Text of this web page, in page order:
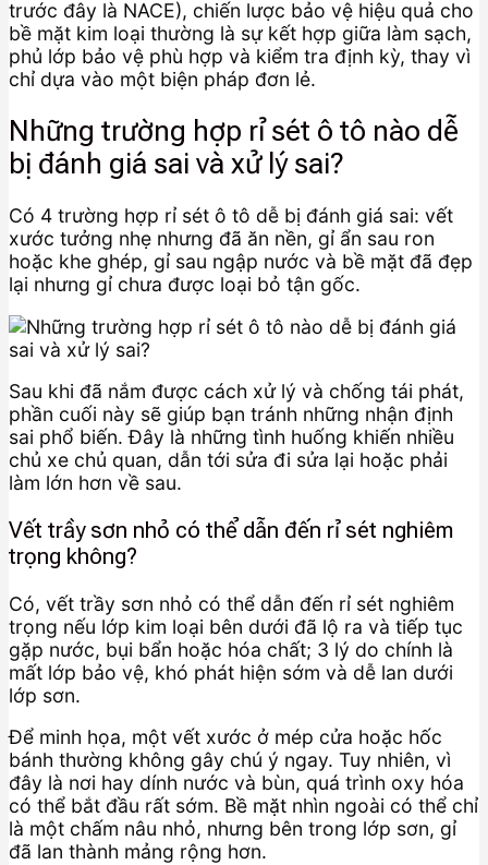
trước đây là NACE), chiến lược bảo vệ hiệu quả cho
bề mặt kim loại thường là sự kết hợp giữa làm sạch,
phủ lớp bảo vệ phù hợp và kiểm tra định kỳ, thay vì
chỉ dựa vào một biện pháp đơn lẻ.
Những trường hợp rỉ sét ô tô nào dễ
bị đánh giá sai và xử lý sai?
Có 4 trường hợp rỉ sét ô tô dễ bị đánh giá sai: vết
xước tưởng nhẹ nhưng đã ăn nền, gỉ ẩn sau ron
hoặc khe ghép, gỉ sau ngập nước và bề mặt đã đẹp
lại nhưng gỉ chưa được loại bỏ tận gốc.
Sau khi đã nắm được cách xử lý và chống tái phát,
phần cuối này sẽ giúp bạn tránh những nhận định
sai phổ biến. Đây là những tình huống khiến nhiều
chủ xe chủ quan, dẫn tới sửa đi sửa lại hoặc phải
làm lớn hơn về sau.
Vết trầy sơn nhỏ có thể dẫn đến rỉ sét nghiêm
trọng không?
Có, vết trầy sơn nhỏ có thể dẫn đến rỉ sét nghiêm
trọng nếu lớp kim loại bên dưới đã lộ ra và tiếp tục
gặp nước, bụi bẩn hoặc hóa chất; 3 lý do chính là
mất lớp bảo vệ, khó phát hiện sớm và dễ lan dưới
lớp sơn.
Để minh họa, một vết xước ở mép cửa hoặc hốc
bánh thường không gây chú ý ngay. Tuy nhiên, vì
đây là nơi hay dính nước và bùn, quá trình oxy hóa
có thể bắt đầu rất sớm. Bề mặt nhìn ngoài có thể chỉ
là một chấm nâu nhỏ, nhưng bên trong lớp sơn, gỉ
đã lan thành mảng rộng hơn.